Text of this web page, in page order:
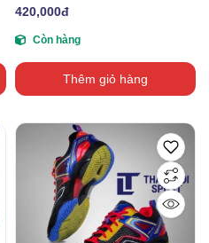
420,000đ
Còn hàng
Thêm giỏ hàng